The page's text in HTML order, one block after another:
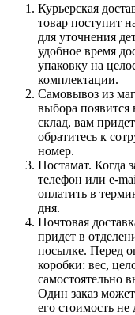
Курьерская
товар поступит
для уточнения
удобное время
упаковку на
комплектации.
Самовывоз из
выбора появится
склад, вам
обратитесь к
номер.
Постамат. Когда
телефон или e-
оплатить в
дня.
Почтовая
придет в
посылке. Перед
коробки: вес,
самостоятельно
Один заказ
его стоимость